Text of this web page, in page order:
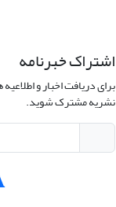
اشتراک خبرنامه
برای دریافت اخبار و
نشریه مشترک شوید.